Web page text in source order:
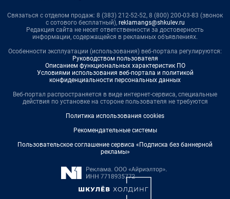
Связаться с отделом продаж: 8 (383) 212-52-52, 8 (800) 200-03-83 (звонок
с сотового бесплатный), reklamangs@shkulev.ru
Редакция сайта не несет ответственности за достоверность
информации, содержащейся в рекламных объявлениях.
Особенности эксплуатации (использования) веб-портала регулируются:
Руководством пользователя
Описанием функциональных характеристик ПО
Условиями использования веб-портала и политикой
конфиденциальности персональных данных
Веб-портал распространяется в виде интернет-сервиса, специальные
действия по установке на стороне пользователя не требуются
Политика использования cookies
Рекомендательные системы
Пользовательское соглашение сервиса «Подписка без баннерной
рекламы»